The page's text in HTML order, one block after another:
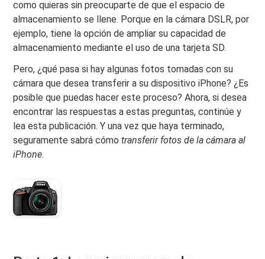
como quieras sin preocuparte de que el espacio de
almacenamiento se llene. Porque en la cámara DSLR, por
ejemplo, tiene la opción de ampliar su capacidad de
almacenamiento mediante el uso de una tarjeta SD.
Pero, ¿qué pasa si hay algunas fotos tomadas con su
cámara que desea transferir a su dispositivo iPhone? ¿Es
posible que puedas hacer este proceso? Ahora, si desea
encontrar las respuestas a estas preguntas, continúe y
lea esta publicación. Y una vez que haya terminado,
seguramente sabrá cómotransferir fotos de la cámara al
iPhone.